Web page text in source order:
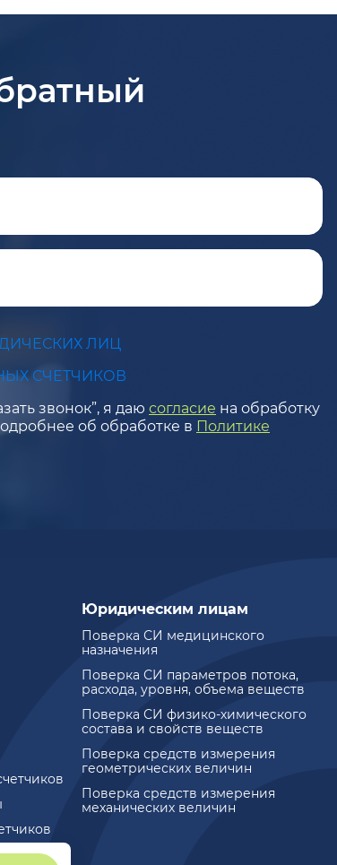
ЛИЦ
СЧЕТЧИКОВ
звонок”, я даю согласие на обработку
об обработке в Политике
Юридическим лицам
Поверка СИ медицинского
назначения
Поверка СИ параметров потока,
расхода, уровня, объема веществ
Поверка СИ физико-химического
состава и свойств веществ
Поверка средств измерения
геометрических величин
Поверка средств измерения
механических величин